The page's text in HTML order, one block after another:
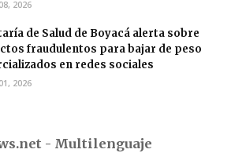
2026
de Salud de Boyacá alerta sobre
fraudulentos para bajar de peso
en redes sociales
2026
- Multilenguaje